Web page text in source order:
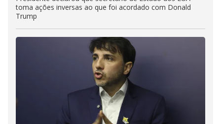
toma ações inversas ao que foi acordado com Donald
Trump